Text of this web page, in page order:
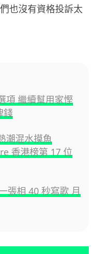
也沒有資格投訴太
項 繼續幫用家慳
錢
潮混水摸魚
香港榜第 17 位
張相 40 秒寫歌 月